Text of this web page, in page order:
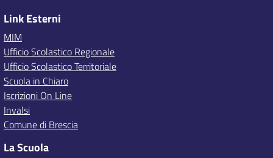
Link Esterni
MIM
Ufficio Scolastico Regionale
Ufficio Scolastico Territoriale
Scuola in Chiaro
Iscrizioni On Line
Invalsi
Comune di Brescia
La Scuola